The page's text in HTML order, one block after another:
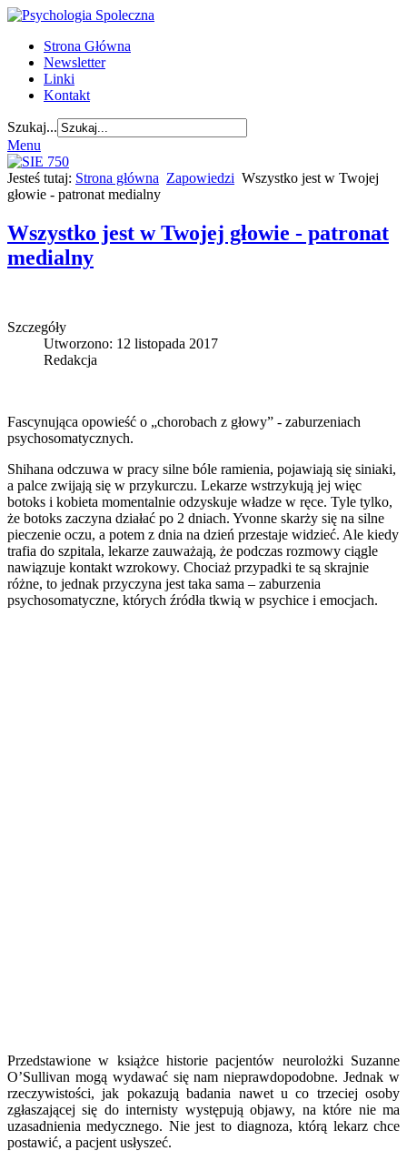
Strona Główna
Newsletter
Linki
Kontakt
Szukaj...
Menu
Jesteś tutaj: Strona główna Zapowiedzi Wszystko jest w Twojej
głowie - patronat medialny
Wszystko jest w Twojej głowie - patronat
medialny
Szczegóły
Utworzono: 12 listopada 2017
Redakcja
Fascynująca opowieść o „chorobach z głowy” - zaburzeniach
psychosomatycznych.
Shihana odczuwa w pracy silne bóle ramienia, pojawiają się siniaki,
a palce zwijają się w przykurczu. Lekarze wstrzykują jej więc
botoks i kobieta momentalnie odzyskuje władze w ręce. Tyle tylko,
że botoks zaczyna działać po 2 dniach. Yvonne skarży się na silne
pieczenie oczu, a potem z dnia na dzień przestaje widzieć. Ale kiedy
trafia do szpitala, lekarze zauważają, że podczas rozmowy ciągle
nawiązuje kontakt wzrokowy. Chociaż przypadki te są skrajnie
różne, to jednak przyczyna jest taka sama – zaburzenia
psychosomatyczne, których źródła tkwią w psychice i emocjach.
Przedstawione w książce historie pacjentów neurolożki Suzanne
O’Sullivan mogą wydawać się nam nieprawdopodobne. Jednak w
rzeczywistości, jak pokazują badania nawet u co trzeciej osoby
zgłaszającej się do internisty występują objawy, na które nie ma
uzasadnienia medycznego. Nie jest to diagnoza, którą lekarz chce
postawić, a pacjent usłyszeć.